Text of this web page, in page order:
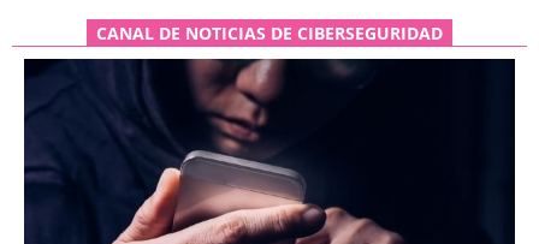
CANAL DE NOTICIAS DE CIBERSEGURIDAD